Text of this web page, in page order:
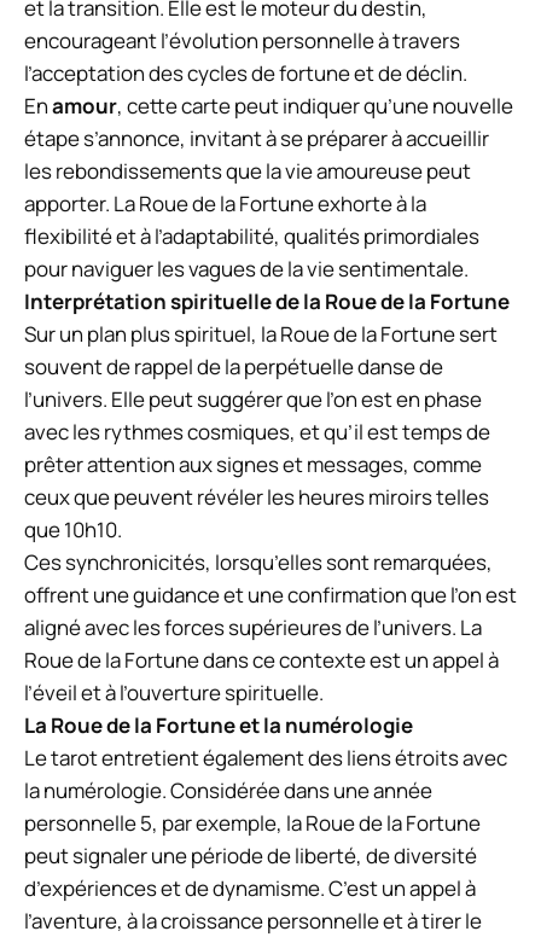
et la transition. Elle est le moteur du destin,
encourageant l’évolution personnelle à travers
l’acceptation des cycles de fortune et de déclin.
Enamour, cette carte peut indiquer qu’une nouvelle
étape s’annonce, invitant à se préparer à accueillir
les rebondissements que la vie amoureuse peut
apporter. La Roue de la Fortune exhorte à la
flexibilité et à l’adaptabilité, qualités primordiales
pour naviguer les vagues de la vie sentimentale.
Interprétation spirituelle de la Roue de la Fortune
Sur un plan plus spirituel, la Roue de la Fortune sert
souvent de rappel de la perpétuelle danse de
l’univers. Elle peut suggérer que l’on est en phase
avec les rythmes cosmiques, et qu’il est temps de
prêter attention aux signes et messages, comme
ceux que peuvent révéler les heures miroirs telles
que 10h10.
Ces synchronicités, lorsqu’elles sont remarquées,
offrent une guidance et une confirmation que l’on est
aligné avec les forces supérieures de l’univers. La
Roue de la Fortune dans ce contexte est un appel à
l’éveil et à l’ouverture spirituelle.
La Roue de la Fortune et la numérologie
Le tarot entretient également des liens étroits avec
la numérologie. Considérée dans une année
personnelle 5, par exemple, la Roue de la Fortune
peut signaler une période de liberté, de diversité
d’expériences et de dynamisme. C’est un appel à
l’aventure, à la croissance personnelle et à tirer le